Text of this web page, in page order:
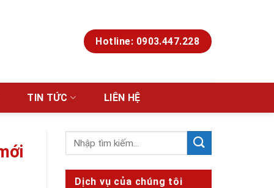
Hotline: 0903.447.228
TIN TỨC LIÊN HỆ
Dịch vụ của chúng tôi